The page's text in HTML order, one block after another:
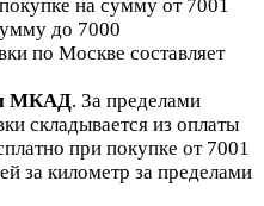
на сумму от 7001
до 7000
по Москве составляет
МКАД. За пределами
складывается из оплаты
при покупке от 7001
за километр за пределами